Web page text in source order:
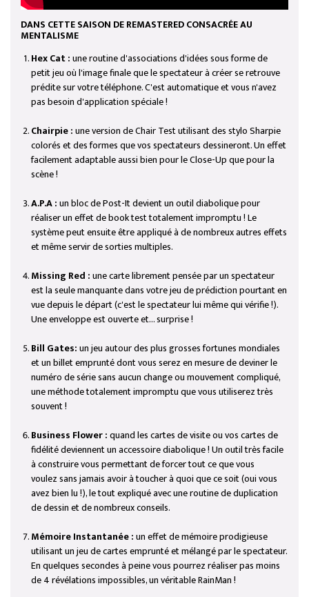
DANS CETTE SAISON DE REMASTERED CONSACRÉE AU
MENTALISME
Hex Cat :une routine d'associations d'idées sous forme de
petit jeu où l'image finale que le spectateur à créer se retrouve
prédite sur votre téléphone. C'est automatique et vous n'avez
pas besoin d'application spéciale !
Chairpie :une version de Chair Test utilisant des stylo Sharpie
colorés et des formes que vos spectateurs dessineront. Un effet
facilement adaptable aussi bien pour le Close-Up que pour la
scène !
A.P.A :un bloc de Post-It devient un outil diabolique pour
réaliser un effet de book test totalement impromptu ! Le
système peut ensuite être appliqué à de nombreux autres effets
et même servir de sorties multiples.
Missing Red :une carte librement pensée par un spectateur
est la seule manquante dans votre jeu de prédiction pourtant en
vue depuis le départ (c'est le spectateur lui même qui vérifie !).
Une enveloppe est ouverte et... surprise !
Bill Gates:un jeu autour des plus grosses fortunes mondiales
et un billet emprunté dont vous serez en mesure de deviner le
numéro de série sans aucun change ou mouvement compliqué,
une méthode totalement impromptu que vous utiliserez très
souvent !
Business Flower :quand les cartes de visite ou vos cartes de
fidélité deviennent un accessoire diabolique ! Un outil très facile
à construire vous permettant de forcer tout ce que vous
voulez sans jamais avoir à toucher à quoi que ce soit (oui vous
avez bien lu !), le tout expliqué avec une routine de duplication
de dessin et de nombreux conseils.
Mémoire Instantanée :un effet de mémoire prodigieuse
utilisant un jeu de cartes emprunté et mélangé par le spectateur.
En quelques secondes à peine vous pourrez réaliser pas moins
de 4 révélations impossibles, un véritable RainMan !